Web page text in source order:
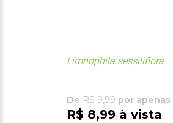
Limnophila sessiliflora
De R$ 9,99 por apenas
R$ 8,99 à vista